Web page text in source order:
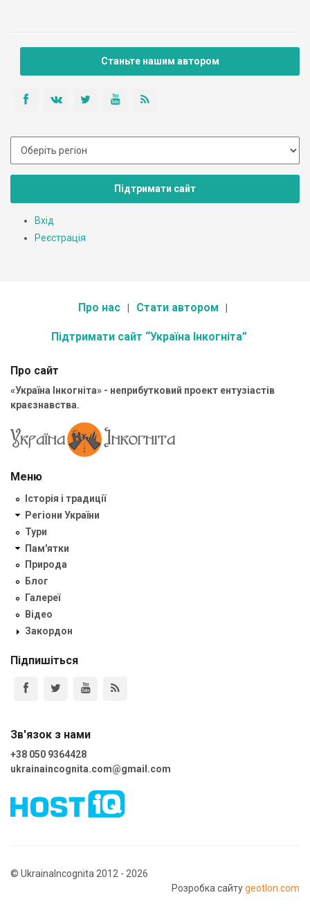
Станьте нашим автором
Підтримати сайт
Вхід
Реєстрація
Про нас Стати автором
Підтримати сайт “Україна Інкогніта”
Про сайт
«Україна Інкогніта» - неприбутковий проект ентузіастів
краєзнавства.
Меню
Історія і традиції
Регіони України
Тури
Пам'ятки
Природа
Блог
Галереї
Відео
Закордон
Підпишіться
Зв'язок з нами
+38 050 9364428
ukrainaincognita.com@gmail.com
© UkrainaIncognita 2012 - 2026
Розробка сайтуgeotlon.com